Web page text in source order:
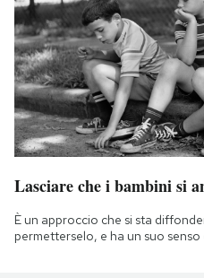
Lasciare che i bambini si
È un approccio che si sta
permetterselo, e ha un suo